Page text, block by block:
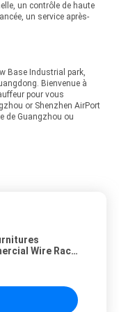
un contrôle de haute
un service après-
Base Industrial park,
Bienvenue à
pour vous
or Shenzhen AirPort
de Guangzhou ou
Wire Rack